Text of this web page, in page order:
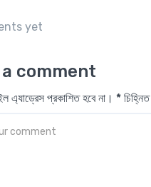
yet
comment
এ্যাড্রেস প্রকাশিত হবে না। *